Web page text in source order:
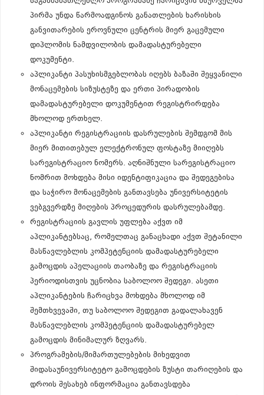
პირმა უნდა წარმოადგინოს განათლების ხარისხის
განვითარების ეროვნული ცენტრის მიერ გაცემული
დიპლომის ნამდვილობის დამადასტურებელი
დოკუმენტი.
აპლიკანტი პასუხისმგებლობას იღებს ბაზაში შეყვანილი
მონაცემების სიზუსტეზე და ერთი პირადობის
დამადასტურებელი დოკუმენტით რეგისტრირდება
მხოლოდ ერთხელ.
აპლიკანტი რეგისტრაციის დასრულების შემდგომ მის
მიერ მითითებულ ელექტრონულ ფოსტაზე მიიღებს
სარეგისტრაციო ნომერს. აღნიშნული სარეგისტრაციო
ნომრით მოხდება მისი იდენტიფიკაცია და შედეგებისა
და საჭირო მონაცემების განთავსება უნივერსიტეტის
ვებგვერდზე მიღების პროცედურის დასრულებამდე.
რეგისტრაციის გავლის უფლება აქვთ იმ
აპლიკანტებსაც, რომელთაც განაცხადი აქვთ შეტანილი
მასწავლებლის კომპეტენციის დამადასტურებელი
გამოცდის აპელაციის თაობაზე და რეგისტრაციის
პერიოდისთვის უცნობია საბოლოო შედეგი. ასეთი
აპლიკანტების ჩარიცხვა მოხდება მხოლოდ იმ
შემთხვევაში, თუ საბოლოო შედეგით გადალახავენ
მასწავლებლის კომპეტენციის დამადასტურებელ
გამოცდის მინიმალურ ზღვარს.
პროგრამების/მიმართულებების მიხედვით
შიდასაუნივერსიტეტო გამოცდების ზუსტი თარიღების და
დროის შესახებ ინფორმაცია განთავსდება